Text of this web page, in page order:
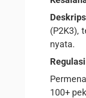
(P2K3),
nyata.
100+